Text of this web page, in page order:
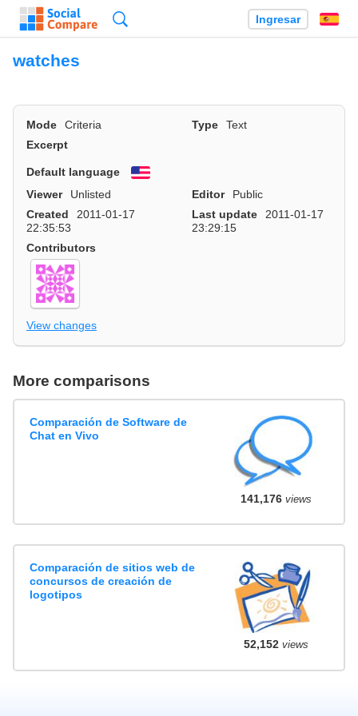
Ingresar
watches
Mode Criteria Type
Text
Excerpt
Default language
English
Viewer
Unlisted Editor
Public
Created
2011-01-17
22:35:53
Last update
2011-01-17
23:29:15
Contributors
View changes
More comparisons
Comparación de Software de
Chat en Vivo
141,176views
Comparación de sitios web de
concursos de creación de
logotipos
52,152views